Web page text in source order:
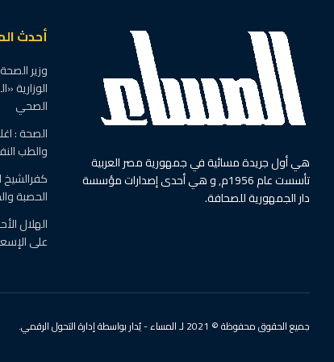
هي أول جريدة مسائية في جمهورية مصر العربية
تأسست عام 1956م, و هي أحدى إصدارات مؤسسة
دار الجمهورية للصحافة.
أحدث
وزير
الوزارية
الصحي
والطب
الحصبة
الهلال
على
جميع الحقوق محفوظة © 2021 لـ المساء - يُدار بواسطة إدارة التحول الرقمي.